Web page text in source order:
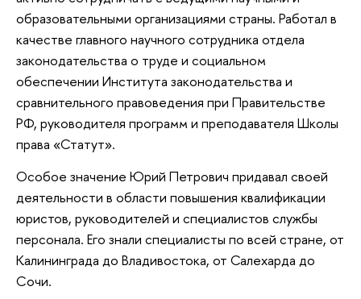
образовательными организациями страны. Работал в
качестве главного научного сотрудника отдела
законодательства о труде и социальном
обеспечении Института законодательства и
сравнительного правоведения при Правительстве
РФ, руководителя программ и преподавателя Школы
права «Статут».
Особое значение Юрий Петрович придавал своей
деятельности в области повышения квалификации
юристов, руководителей и специалистов службы
персонала. Его знали специалисты по всей стране, от
Калининграда до Владивостока, от Салехарда до
Сочи.